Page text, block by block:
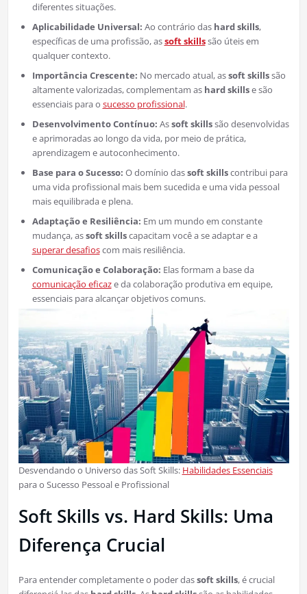
diferentes situações.
Aplicabilidade Universal: Ao contrário das hard skills,
específicas de uma profissão, assoft skillssão úteis em
qualquer contexto.
Importância Crescente: No mercado atual, assoft skillssão
altamente valorizadas, complementam as hard skillse são
essenciais para o sucesso profissional.
Desenvolvimento Contínuo: Assoft skillssão desenvolvidas
e aprimoradas ao longo da vida, por meio de prática,
aprendizagem e autoconhecimento.
Base para o Sucesso: O domínio dassoft skillscontribui para
uma vida profissional mais bem sucedida e uma vida pessoal
mais equilibrada e plena.
Adaptação e Resiliência: Em um mundo em constante
mudança, assoft skillscapacitam você a se adaptar e a
superar desafioscom mais resiliência.
Comunicação e Colaboração: Elas formam a base da
comunicação eficaze da colaboração produtiva em equipe,
essenciais para alcançar objetivos comuns.
Desvendando o Universo das Soft Skills: Habilidades Essenciais
para o Sucesso Pessoal e Profissional
Soft Skills vs. Hard Skills: Uma
Diferença Crucial
Para entender completamente o poder dassoft skills, é crucial